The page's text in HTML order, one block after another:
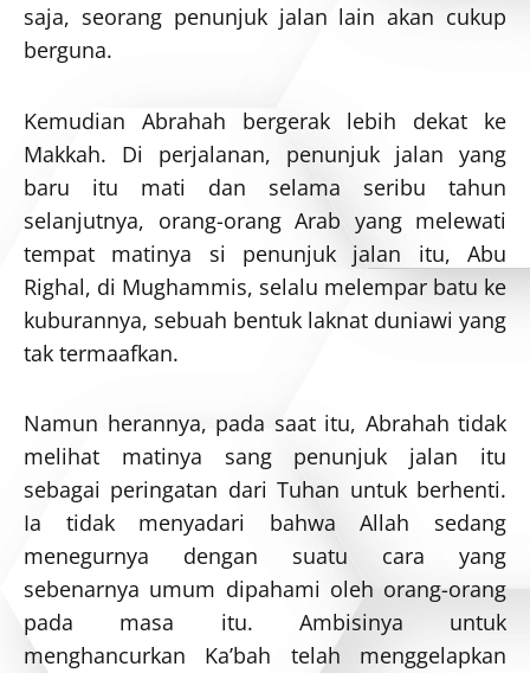
saja, seorang penunjuk jalan lain akan cukup
berguna.
Kemudian Abrahah bergerak lebih dekat ke
Makkah. Di perjalanan, penunjuk jalan yang
baru itu mati dan selama seribu tahun
selanjutnya, orang-orang Arab yang melewati
tempat matinya si penunjuk jalan itu, Abu
Righal, di Mughammis, selalu melempar batu ke
kuburannya, sebuah bentuk laknat duniawi yang
tak termaafkan.
Namun herannya, pada saat itu, Abrahah tidak
melihat matinya sang penunjuk jalan itu
sebagai peringatan dari Tuhan untuk berhenti.
Ia tidak menyadari bahwa Allah sedang
menegurnya dengan suatu cara yang
sebenarnya umum dipahami oleh orang-orang
pada masa itu. Ambisinya untuk
menghancurkan Ka’bah telah menggelapkan